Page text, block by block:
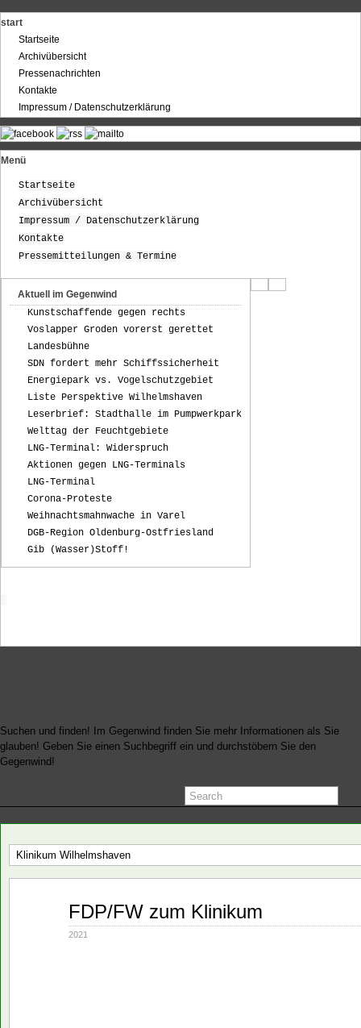
start
Startseite
Archivübersicht
Pressenachrichten
Kontakte
Impressum / Datenschutzerklärung
Menü
Startseite
Archivübersicht
Impressum / Datenschutzerklärung
Kontakte
Pressemitteilungen & Termine
Aktuell im Gegenwind
Kunstschaffende gegen rechts
Voslapper Groden vorerst gerettet
Landesbühne
SDN fordert mehr Schiffssicherheit
Energiepark vs. Vogelschutzgebiet
Liste Perspektive Wilhelmshaven
Leserbrief: Stadthalle im Pumpwerkpark
Welttag der Feuchtgebiete
LNG-Terminal: Widerspruch
Aktionen gegen LNG-Terminals
LNG-Terminal
Corona-Proteste
Weihnachtsmahnwache in Varel
DGB-Region Oldenburg-Ostfriesland
Gib (Wasser)Stoff!
Suchen und finden! Im Gegenwind finden Sie mehr Informationen als Sie
glauben! Geben Sie einen Suchbegriff ein und durchstöbern Sie den
Gegenwind!
Klinikum Wilhelmshaven
FDP/FW zum Klinikum
2021